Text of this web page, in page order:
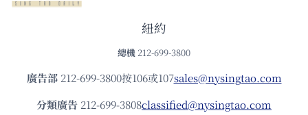
紐約
總機 212-699-3800
廣告部212-699-3800按106或107sales@nysingtao.com
分類廣告 212-699-3808classified@nysingtao.com